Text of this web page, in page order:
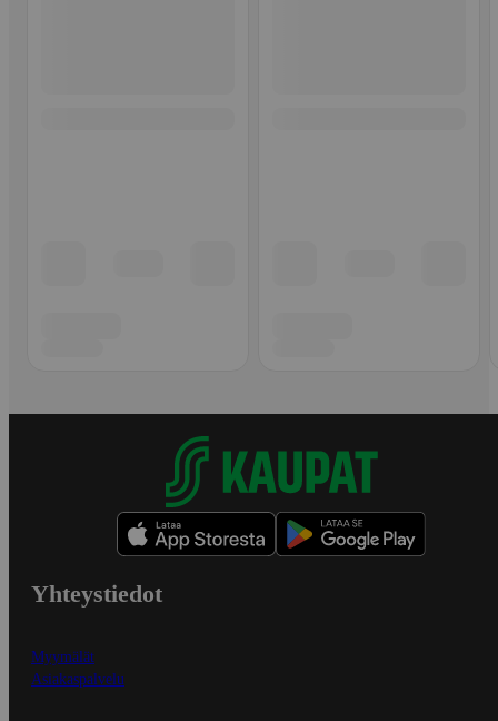
Yhteystiedot
Myymälät
Asiakaspalvelu